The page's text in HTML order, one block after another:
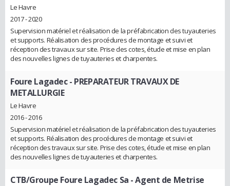
Le Havre
2017 - 2020
Supervision matériel et réalisation de la préfabrication des tuyauteries
et supports. Réalisation des procédures de montage et suivi et
réception des travaux sur site. Prise des cotes, étude et mise en plan
des nouvelles lignes de tuyauteries et charpentes.
Foure Lagadec- PREPARATEUR TRAVAUX DE
METALLURGIE
Le Havre
2016 - 2016
Supervision matériel et réalisation de la préfabrication des tuyauteries
et supports. Réalisation des procédures de montage et suivi et
réception des travaux sur site. Prise des cotes, étude et mise en plan
des nouvelles lignes de tuyauteries et charpentes.
CTB/Groupe Foure Lagadec Sa - Agent de Metrise